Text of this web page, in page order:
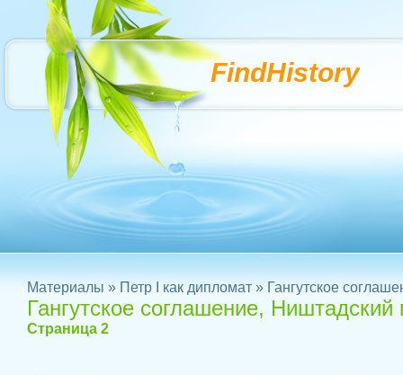
FindHistory
Материалы » Петр I как дипломат » Гангутское
Гангутское соглашение, Ништадский
Страница 2